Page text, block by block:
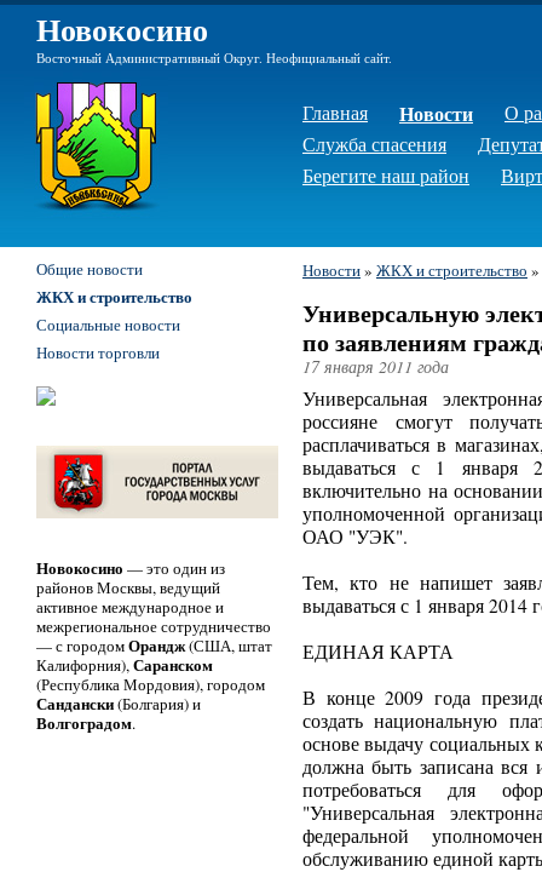
Новокосино
Восточный Административный Округ. Неофициальный сайт.
Главная Новости
О
Служба спасения
Берегите наш район
Новости» ЖКХ и строительство »
Универсальную
по заявлениям
17 января 2011 года
Универсальная
россияне смогут
расплачиваться в
выдаваться с 1 января
включительно на
уполномоченной
ОАО "УЭК".
Тем, кто не напишет
выдаваться с 1 января 2014
ЕДИНАЯ КАРТА
В конце 2009 года
создать национальную
основе выдачу социальных
должна быть записана вся
потребоваться для
"Универсальная
федеральной
обслуживанию единой
Общие новости
ЖКХ и строительство
Социальные новости
Новости торговли
Новокосино — это один из
районов Москвы, ведущий
активное международное и
межрегиональное сотрудничество
— с городомОрандж(США, штат
Калифорния),Саранском
(Республика Мордовия), городом
Сандански(Болгария) и
Волгоградом.